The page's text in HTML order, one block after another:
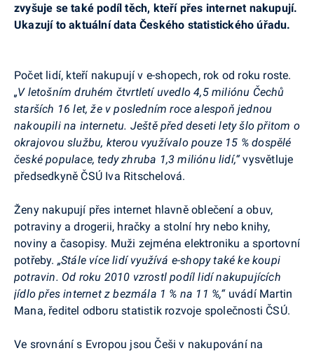
zvyšuje se také podíl těch, kteří přes internet nakupují.
Ukazují to aktuální data Českého statistického úřadu.
Počet lidí, kteří nakupují v e-shopech, rok od roku roste.
„V letošním druhém čtvrtletí uvedlo 4,5 miliónu Čechů
starších 16 let, že v posledním roce alespoň jednou
nakoupili na internetu. Ještě před deseti lety šlo přitom o
okrajovou službu, kterou využívalo pouze 15 % dospělé
české populace, tedy zhruba 1,3 miliónu lidí,“vysvětluje
předsedkyně ČSÚ Iva Ritschelová.
Ženy nakupují přes internet hlavně oblečení a obuv,
potraviny a drogerii, hračky a stolní hry nebo knihy,
noviny a časopisy. Muži zejména elektroniku a sportovní
potřeby. „Stále více lidí využívá e-shopytaké ke koupi
potravin. Od roku 2010 vzrostl podíl lidí nakupujících
jídlo přes internet z bezmála 1 % na 11 %,“ uvádí Martin
Mana, ředitel odboru statistik rozvoje společnosti ČSÚ.
Ve srovnání s Evropou jsou Češi v nakupování na